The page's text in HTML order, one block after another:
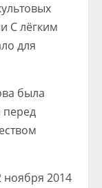
С лёгким
для
была
перед
ноября 2014